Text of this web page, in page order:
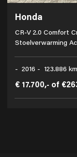
Honda
CR-V 2.0 Comfort
Stoelverwarming
- 2016 - 123.886 km
€ 17.700,- of